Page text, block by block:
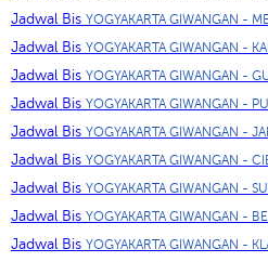
Jadwal Bis YOGYAKARTA GIWANGAN -
Jadwal Bis YOGYAKARTA GIWANGAN -
Jadwal Bis YOGYAKARTA GIWANGAN -
Jadwal Bis YOGYAKARTA GIWANGAN -
Jadwal Bis YOGYAKARTA GIWANGAN -
Jadwal Bis YOGYAKARTA GIWANGAN -
Jadwal Bis YOGYAKARTA GIWANGAN -
Jadwal Bis YOGYAKARTA GIWANGAN -
Jadwal Bis YOGYAKARTA GIWANGAN -